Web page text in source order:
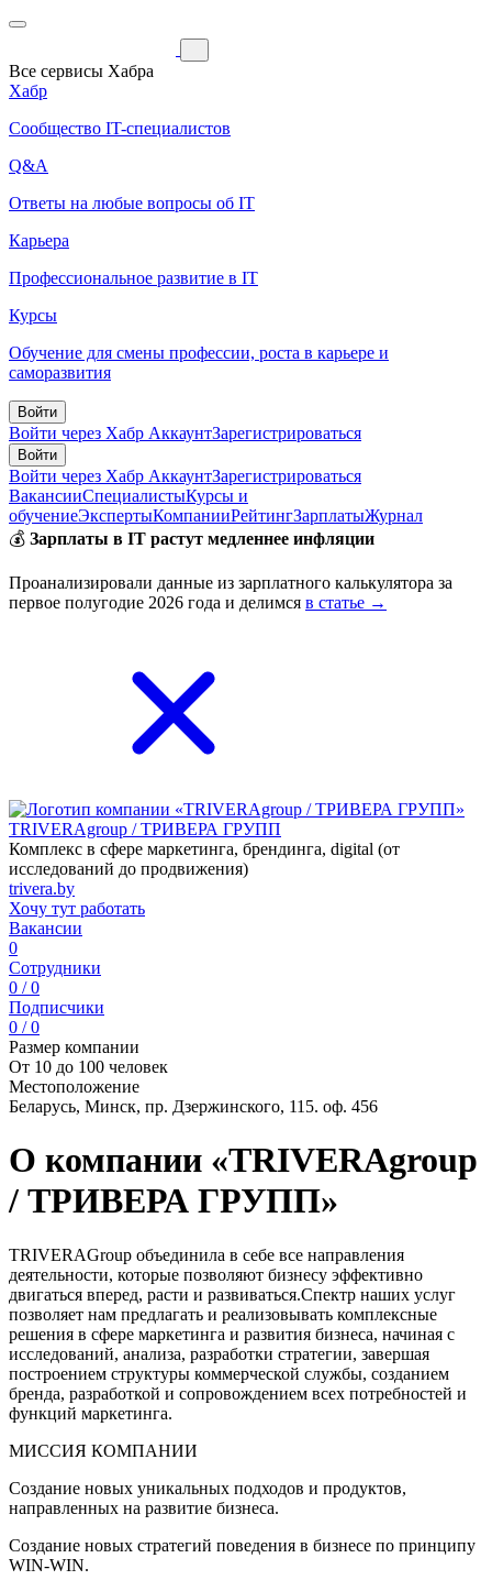
Все сервисы Хабра
Хабр
Сообщество IT-специалистов
Q&A
Ответы на любые вопросы об IT
Карьера
Профессиональное развитие в IT
Курсы
Обучение для смены профессии, роста в карьере и
саморазвития
Войти
Войти через Хабр АккаунтЗарегистрироваться
Войти
Войти через Хабр АккаунтЗарегистрироваться
ВакансииСпециалистыКурсы и
обучениеЭкспертыКомпанииРейтингЗарплатыЖурнал
💰 Зарплаты в IT растут медленнее инфляции
Проанализировали данные из зарплатного калькулятора за
первое полугодие 2026 года и делимся в статье →
TRIVERAgroup / ТРИВЕРА ГРУПП
Комплекс в сфере маркетинга, брендинга, digital (от
исследований до продвижения)
trivera.by
Хочу тут работать
Вакансии
0
Сотрудники
0 / 0
Подписчики
0 / 0
Размер компании
От 10 до 100 человек
Местоположение
Беларусь, Минск, пр. Дзержинского, 115. оф. 456
О компании «TRIVERAgroup
/ ТРИВЕРА ГРУПП»
TRIVERAGroup объединила в себе все направления
деятельности, которые позволяют бизнесу эффективно
двигаться вперед, расти и развиваться.Спектр наших услуг
позволяет нам предлагать и реализовывать комплексные
решения в сфере маркетинга и развития бизнеса, начиная с
исследований, анализа, разработки стратегии, завершая
построением структуры коммерческой службы, созданием
бренда, разработкой и сопровождением всех потребностей и
функций маркетинга.
МИССИЯ КОМПАНИИ
Создание новых уникальных подходов и продуктов,
направленных на развитие бизнеса.
Создание новых стратегий поведения в бизнесе по принципу
WIN-WIN.